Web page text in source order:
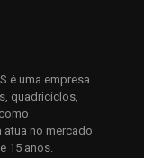
a próxima vez que
é uma empresa
quadriciclos,
atua no mercado
15 anos.